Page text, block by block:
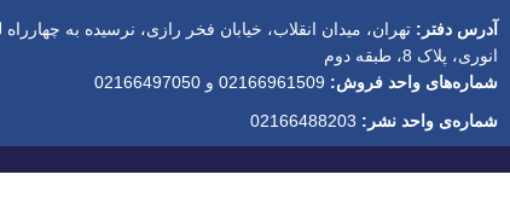
آدرس دفتر: تهران، میدان انقلاب، خیابان فخر رازی، نرسیده به چهارراه
انوری، پلاک 8، طبقه دوم
شماره‌های واحد فروش: 02166961509 و 02166497050
شماره‌‌ی واحد نشر: